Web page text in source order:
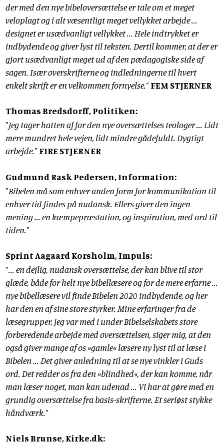
der med den nye bibeloversættelse er tale om et meget
veloplagt og i alt væsentligt meget vellykket arbejde ...
designet er usædvanligt vellykket ... Hele indtrykket er
indbydende og giver lyst til teksten. Dertil kommer, at der er
gjort usædvanligt meget ud af den pædagogiske side af
sagen. Især overskrifterne og indledningerne til hvert
enkelt skrift er en velkommen fornyelse."FEM STJERNER
Thomas Bredsdorff, Politiken:
"Jeg tager hatten af for den nye oversættelses teologer ... Lidt
mere mundret hele vejen, lidt mindre gådefuldt. Dygtigt
arbejde."FIRE STJERNER
Gudmund Rask Pedersen, Information:
"Bibelen må som enhver anden form for kommunikation til
enhver tid findes på nudansk. Ellers giver den ingen
mening ... en kæmpepræstation, og inspiration, med ord til
tiden."
Sprint Aagaard Korsholm, Impuls:
"... en dejlig, nudansk oversættelse, der kan blive til stor
glæde, både for helt nye bibellæsere og for de mere erfarne ...
nye bibellæsere vil finde Bibelen 2020 indbydende, og her
har den en af sine store styrker. Mine erfaringer fra de
læsegrupper, jeg var med i under Bibelselskabets store
forberedende arbejde med oversættelsen, siger mig, at den
også giver mange af os »gamle« læsere ny lyst til at læse i
Bibelen ... Det giver anledning til at se nye vinkler i Guds
ord. Det redder os fra den »blindhed«, der kan komme, når
man læser noget, man kan udenad ... Vi har at gøre med en
grundig oversættelse fra basis-skrifterne. Et seriøst stykke
håndværk."
Niels Brunse, Kirke.dk: